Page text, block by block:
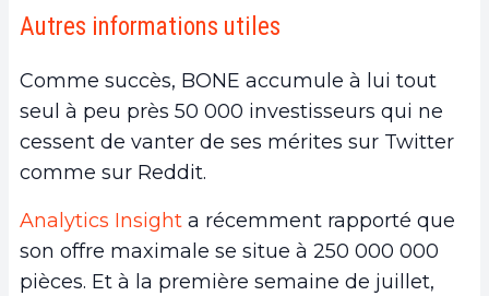
Autres informations utiles
Comme succès, BONE accumule à lui tout
seul à peu près 50 000 investisseurs qui ne
cessent de vanter de ses mérites sur Twitter
comme sur Reddit.
Analytics Insight a récemment rapporté que
son offre maximale se situe à 250 000 000
pièces. Et à la première semaine de juillet,